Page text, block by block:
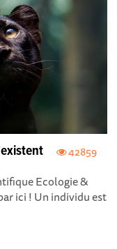
42859
Ecologie &
ici ! Un individu est